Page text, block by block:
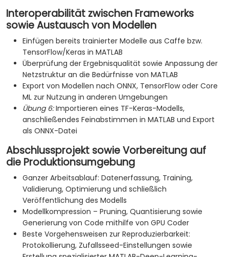
Interoperabilität zwischen Frameworks
sowie Austausch von Modellen
Einfügen bereits trainierter Modelle aus Caffe bzw.
TensorFlow/Keras in MATLAB
Überprüfung der Ergebnisqualität sowie Anpassung der
Netzstruktur an die Bedürfnisse von MATLAB
Export von Modellen nach ONNX, TensorFlow oder Core
ML zur Nutzung in anderen Umgebungen
Übung 6:Importieren eines TF-Keras-Modells,
anschließendes Feinabstimmen in MATLAB und Export
als ONNX-Datei
Abschlussprojekt sowie Vorbereitung auf
die Produktionsumgebung
Ganzer Arbeitsablauf: Datenerfassung, Training,
Validierung, Optimierung und schließlich
Veröffentlichung des Modells
Modellkompression – Pruning, Quantisierung sowie
Generierung von Code mithilfe von GPU Coder
Beste Vorgehensweisen zur Reproduzierbarkeit:
Protokollierung, Zufallsseed-Einstellungen sowie